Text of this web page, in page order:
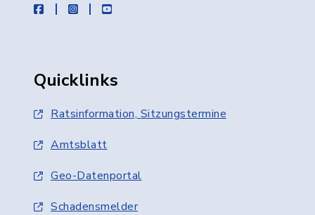
facebookinstagramyoutube
Quicklinks
Ratsinformation, Sitzungstermine
Amtsblatt
Geo-Datenportal
Schadensmelder